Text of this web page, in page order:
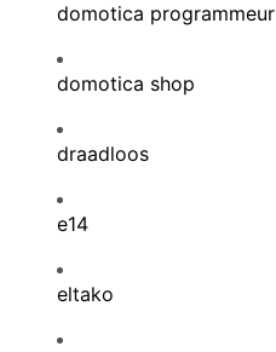
domotica programmeur
domotica shop
draadloos
e14
eltako